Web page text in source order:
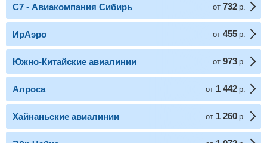
С7 - Авиакомпания Сибирь от 732 р.
ИрАэро от 455 р.
Южно-Китайские авиалинии от 973 р.
Алроса от 1 442 р.
Хайнаньские авиалинии от 1 260 р.